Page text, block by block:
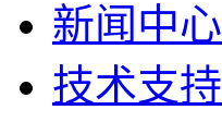
新闻中心
技术支持